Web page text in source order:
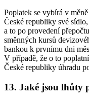
Poplatek se vybírá v
České republiky své
a to po provedení
směnných kursů
bankou k prvnímu dni
V případě, že o to
České republiky úhradu
13. Jaké jsou lhůty